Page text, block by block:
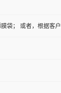
袋； 或者，根据客户